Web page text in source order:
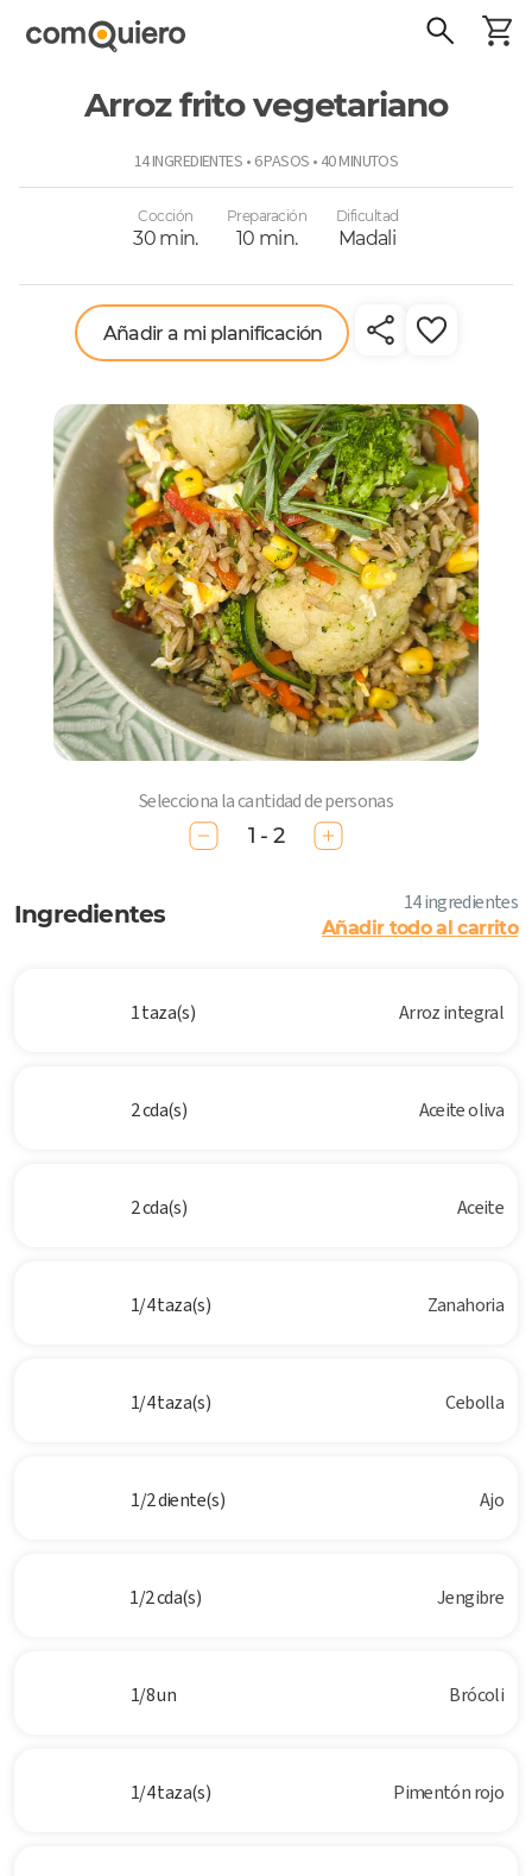
Arroz frito vegetariano
14 INGREDIENTES • 6 PASOS • 40 MINUTOS
Cocción
30 min.
Preparación
10 min.
Dificultad
Madali
Añadir a mi planificación
Selecciona la cantidad de personas
1 - 2
Ingredientes 14 ingredientes
Añadir todo al carrito
1 taza(s) Arroz integral
2 cda(s) Aceite oliva
2 cda(s) Aceite
1/4 taza(s) Zanahoria
1/4 taza(s) Cebolla
1/2 diente(s) Ajo
1/2 cda(s) Jengibre
1/8 un Brócoli
1/4 taza(s) Pimentón rojo